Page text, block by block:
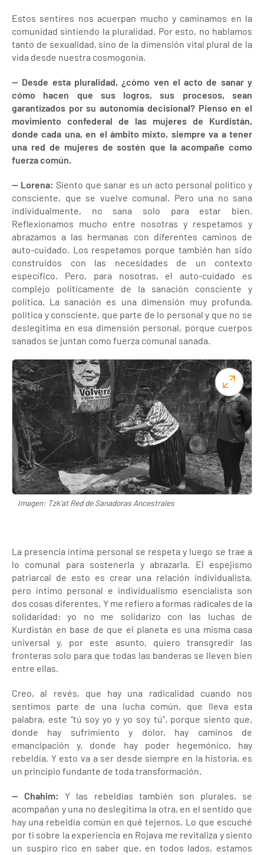
Estos sentires nos acuerpan mucho y caminamos en la
comunidad sintiendo la pluralidad. Por esto, no hablamos
tanto de sexualidad, sino de la dimensión vital plural de la
vida desde nuestra cosmogonía.
— Desde esta pluralidad, ¿cómo ven el acto de sanar y
cómo hacen que sus logros, sus procesos, sean
garantizados por su autonomía decisional? Pienso en el
movimiento confederal de las mujeres de Kurdistán,
donde cada una, en el ámbito mixto, siempre va a tener
una red de mujeres de sostén que la acompañe como
fuerza común.
— Lorena: Siento que sanar es un acto personal político y
consciente, que se vuelve comunal. Pero una no sana
individualmente, no sana solo para estar bien.
Reflexionamos mucho entre nosotras y respetamos y
abrazamos a las hermanas con diferentes caminos de
auto-cuidado. Los respetamos porque también han sido
construidos con las necesidades de un contexto
específico. Pero, para nosotras, el auto-cuidado es
complejo políticamente de la sanación consciente y
política. La sanación es una dimensión muy profunda,
política y consciente, que parte de lo personal y que no se
deslegitima en esa dimensión personal, porque cuerpos
sanados se juntan como fuerza comunal sanada.
Imagen: Tzk’at Red de Sanadoras Ancestrales
La presencia íntima personal se respeta y luego se trae a
lo comunal para sostenerla y abrazarla. El espejismo
patriarcal de esto es crear una relación individualista,
pero íntimo personal e individualismo esencialista son
dos cosas diferentes. Y me refiero a formas radicales de la
solidaridad: yo no me solidarizo con las luchas de
Kurdistán en base de que el planeta es una misma casa
universal y, por este asunto, quiero transgredir las
fronteras solo para que todas las banderas se lleven bien
entre ellas.
Creo, al revés, que hay una radicalidad cuando nos
sentimos parte de una lucha común, que lleva esta
palabra, este “tú soy yo y yo soy tú”, porque siento que,
donde hay sufrimiento y dolor, hay caminos de
emancipación y, donde hay poder hegemónico, hay
rebeldía. Y esto va a ser desde siempre en la historia, es
un principio fundante de toda transformación.
— Chahim:
Y las rebeldías también son plurales, se
acompañan y una no deslegitima la otra, en el sentido que
hay una rebeldía común en qué tejernos. Lo que escuché
por ti sobre la experiencia en Rojava me revitaliza y siento
un suspiro rico en saber que, en todos lados, estamos